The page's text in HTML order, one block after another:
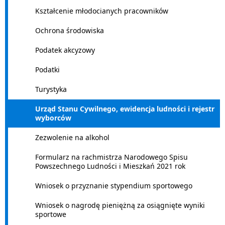
Kształcenie młodocianych pracowników
Ochrona środowiska
Podatek akcyzowy
Podatki
Turystyka
Urząd Stanu Cywilnego, ewidencja ludności i rejestr
wyborców
Zezwolenie na alkohol
Formularz na rachmistrza Narodowego Spisu
Powszechnego Ludności i Mieszkań 2021 rok
Wniosek o przyznanie stypendium sportowego
Wniosek o nagrodę pieniężną za osiągnięte wyniki
sportowe